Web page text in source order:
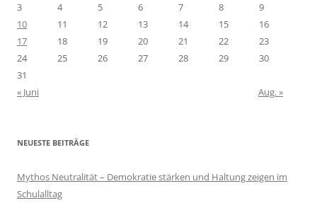
3
4 5 6 7 8
9
10
11 12 13 14 15
16
17
18 19 20 21 22
23
24
25 26 27 28 29
30
31
« Juni
Aug. »
NEUESTE BEITRÄGE
Mythos Neutralität – Demokratie stärken und Haltung zeigen im
Schulalltag